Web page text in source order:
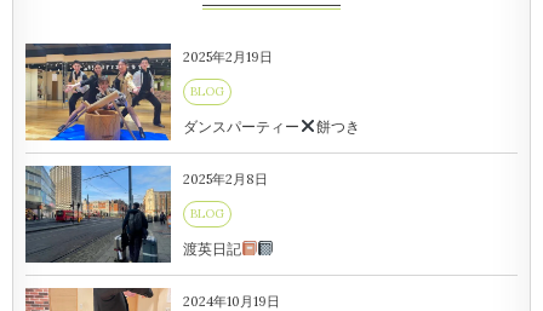
2025年2月19日
BLOG
ダンスパーティー 餅つき
2025年2月8日
BLOG
渡英日記
2024年10月19日